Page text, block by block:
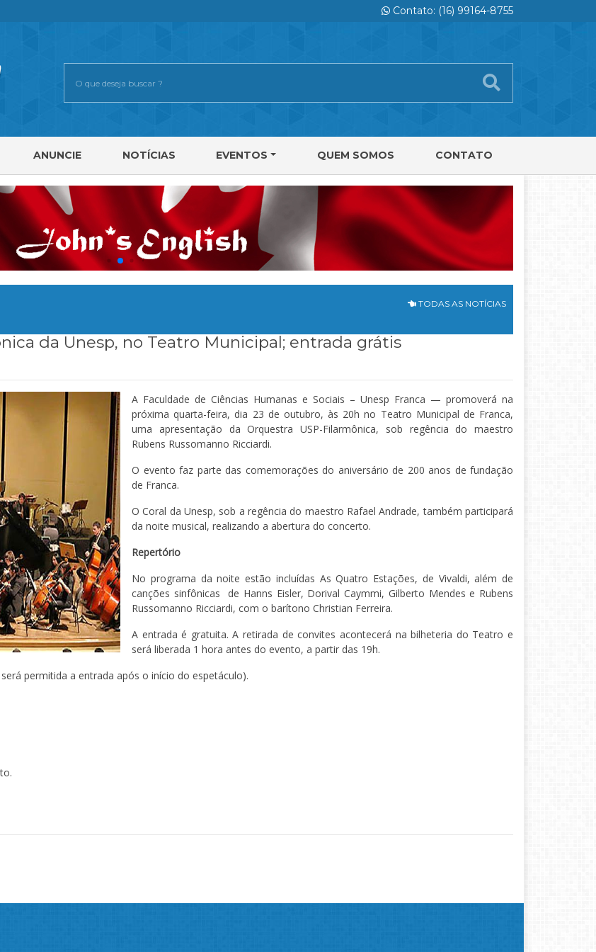
Contato: (16) 99164-8755
ANUNCIE NOTÍCIAS EVENTOS QUEM SOMOS CONTATO
TODAS AS NOTÍCIAS
da Unesp, no Teatro Municipal; entrada grátis
A Faculdade de Ciências Humanas e Sociais – Unesp Franca — promoverá na
próxima quarta-feira, dia 23 de outubro, às 20h no Teatro Municipal de Franca,
uma apresentação da Orquestra USP-Filarmônica, sob regência do maestro
Rubens Russomanno Ricciardi.
O evento faz parte das comemorações do aniversário de 200 anos de fundação
de Franca.
O Coral da Unesp, sob a regência do maestro Rafael Andrade, também participará
da noite musical, realizando a abertura do concerto.
Repertório
No programa da noite estão incluídas As Quatro Estações, de Vivaldi, além de
canções sinfônicas de Hanns Eisler, Dorival Caymmi, Gilberto Mendes e Rubens
Russomanno Ricciardi, com o barítono Christian Ferreira.
A entrada é gratuita. A retirada de convites acontecerá na bilheteria do Teatro e
será liberada 1 hora antes do evento, a partir das 19h.
permitida a entrada após o início do espetáculo).